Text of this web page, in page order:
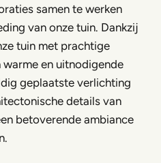
samen te werken
van onze tuin. Dankzij
tuin met prachtige
en uitnodigende
geplaatste verlichting
details van
betoverende ambiance